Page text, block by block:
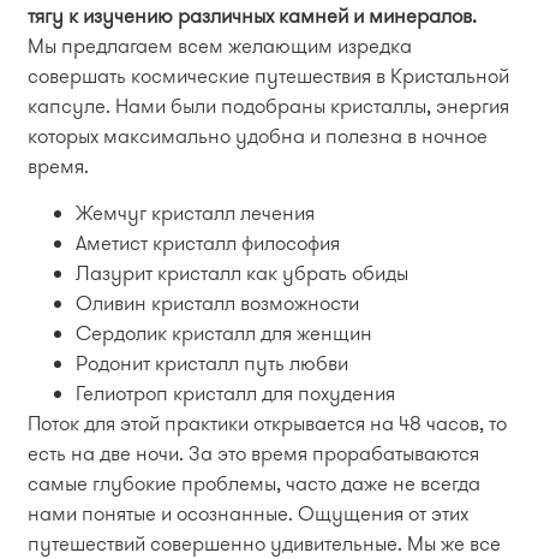
тягу к изучению различных камней и минералов.
Мы предлагаем всем желающим изредка
совершать космические путешествия в Кристальной
капсуле. Нами были подобраны кристаллы, энергия
которых максимально удобна и полезна в ночное
время.
Жемчуг кристалл лечения
Аметист кристалл философия
Лазурит кристалл как убрать обиды
Оливин кристалл возможности
Сердолик кристалл для женщин
Родонит кристалл путь любви
Гелиотроп кристалл для похудения
Поток для этой практики открывается на 48 часов, то
есть на две ночи. За это время прорабатываются
самые глубокие проблемы, часто даже не всегда
нами понятые и осознанные. Ощущения от этих
путешествий совершенно удивительные. Мы же все